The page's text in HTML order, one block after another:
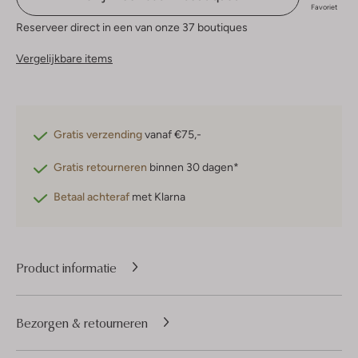
Favoriet
Reserveer direct in een van onze 37 boutiques
Vergelijkbare items
Gratis verzendingvanaf €75,-
Gratis retourneren binnen 30 dagen*
Betaal achteraf met Klarna
Product informatie
Bezorgen & retourneren